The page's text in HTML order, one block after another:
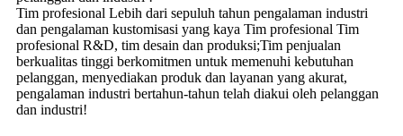
Tim profesional Lebih dari sepuluh tahun pengalaman industri
dan pengalaman kustomisasi yang kaya Tim profesional Tim
profesional R&D, tim desain dan produksi;Tim penjualan
berkualitas tinggi berkomitmen untuk memenuhi kebutuhan
pelanggan, menyediakan produk dan layanan yang akurat,
pengalaman industri bertahun-tahun telah diakui oleh pelanggan
dan industri!